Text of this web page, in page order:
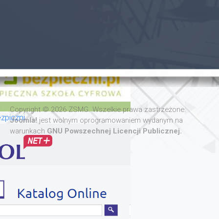
Copyright © 2026 ZSMG. Wszelkie prawa zastrzeżone.
Joomla! jest wolnym oprogramowaniem wydanym na
warunkach GNU Powszechnej Licencji Publicznej.